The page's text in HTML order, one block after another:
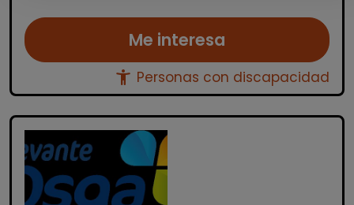
Me interesa
accessibility_new Personas con discapacidad